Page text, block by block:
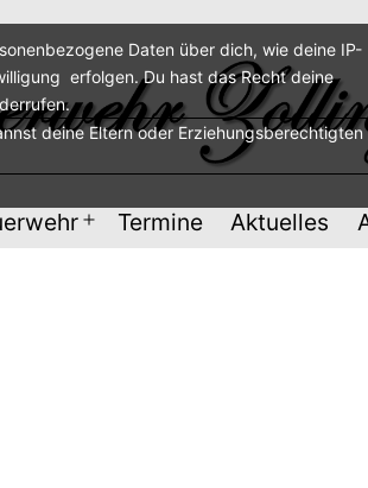
MenüTermine Aktuelles
Daten über dich, wie deine IP-
erfolgen. Du hast das Recht deine
deine Eltern oder Erziehungsberechtigten